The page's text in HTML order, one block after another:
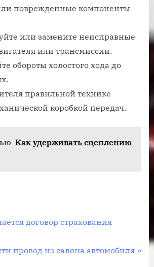
поврежденные компоненты
или замените неисправные
или трансмиссии.
обороты холостого хода до
правильной технике
коробкой передач.
Как удерживать сцеплению
договор страхования
провод из салона автомобиля